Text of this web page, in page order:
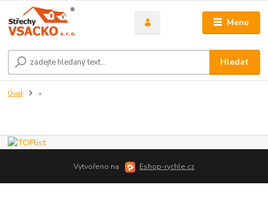
Menu
Hledat
Úvod »
Vytvořeno na Eshop-rychle.cz